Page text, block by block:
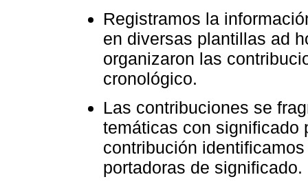
Registramos la
en diversas plantillas ad
organizaron las
cronológico.
Las contribuciones se
temáticas con significado
contribución
portadoras de significado.